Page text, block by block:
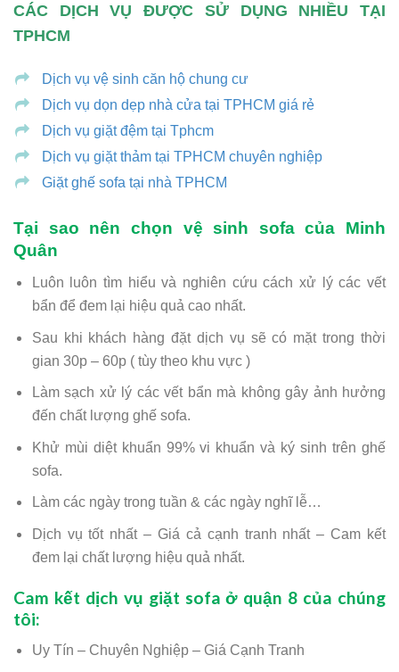
CÁC DỊCH VỤ ĐƯỢC SỬ DỤNG NHIỀU TẠI
TPHCM
Dịch vụ vệ sinh căn hộ chung cư
Dịch vụ dọn dẹp nhà cửa tại TPHCM giá rẻ
Dịch vụ giặt đệm tại Tphcm
Dịch vụ giặt thảm tại TPHCM chuyên nghiệp
Giặt ghế sofa tại nhà TPHCM
Tại sao nên chọn vệ sinh sofa của Minh
Quân
Luôn luôn tìm hiểu và nghiên cứu cách xử lý các vết
bẩn để đem lại hiệu quả cao nhất.
Sau khi khách hàng đặt dịch vụ sẽ có mặt trong thời
gian 30p – 60p ( tùy theo khu vực )
Làm sạch xử lý các vết bẩn mà không gây ảnh hưởng
đến chất lượng ghế sofa.
Khử mùi diệt khuẩn 99% vi khuẩn và ký sinh trên ghế
sofa.
Làm các ngày trong tuần & các ngày nghĩ lễ…
Dịch vụ tốt nhất – Giá cả cạnh tranh nhất – Cam kết
đem lại chất lượng hiệu quả nhất.
Cam kết dịch vụ giặt sofa ở quận 8 của chúng
tôi:
Uy Tín – Chuyên Nghiệp – Giá Cạnh Tranh